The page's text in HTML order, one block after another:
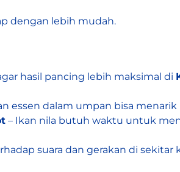
dengan lebih mudah.
hasil pancing lebih maksimal di
essen dalam umpan bisa
– Ikan nila butuh waktu untuk
suara dan gerakan di sekitar